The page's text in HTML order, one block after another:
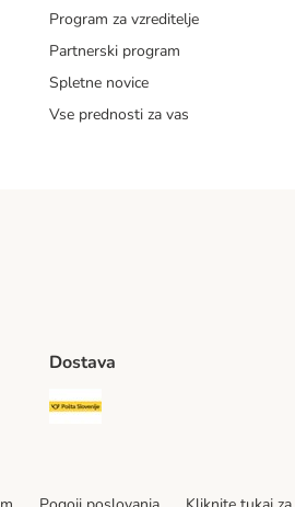
Program za vzreditelje
Partnerski program
Spletne novice
Vse prednosti za vas
Method
Dostava
Pošta Slovenije Shipping